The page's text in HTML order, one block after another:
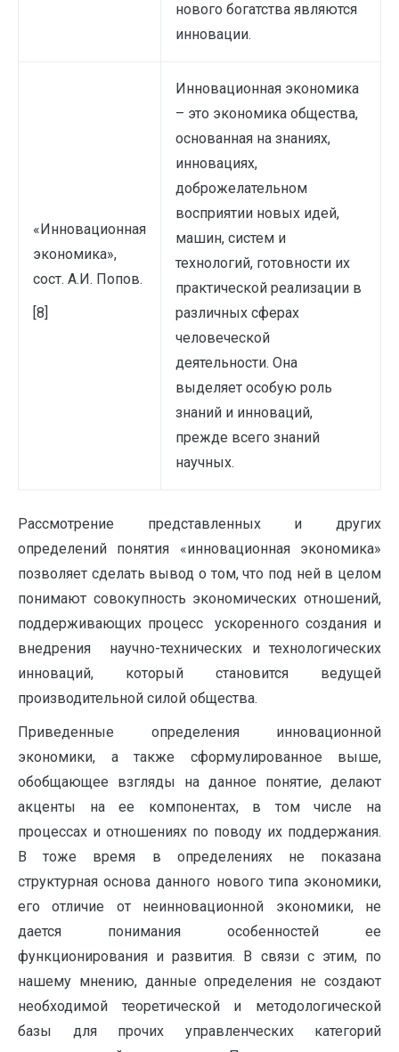
нового богатства являются
инновации.
«Инновационная
экономика»,
сост. А.И. Попов.
[8]
Инновационная экономика
– это экономика общества,
основанная на знаниях,
инновациях,
доброжелательном
восприятии новых идей,
машин, систем и
технологий, готовности их
практической реализации в
различных сферах
человеческой
деятельности. Она
выделяет особую роль
знаний и инноваций,
прежде всего знаний
научных.
Рассмотрение представленных и других
определений понятия «инновационная экономика»
позволяет сделать вывод о том, что под ней в целом
понимают совокупность экономических отношений,
поддерживающих процесс ускоренного создания и
внедрения научно-технических и технологических
инноваций, который становится ведущей
производительной силой общества.
Приведенные определения инновационной
экономики, а также сформулированное выше,
обобщающее взгляды на данное понятие, делают
акценты на ее компонентах, в том числе на
процессах и отношениях по поводу их поддержания.
В тоже время в определениях не показана
структурная основа данного нового типа экономики,
его отличие от неинновационной экономики, не
дается понимания особенностей ее
функционирования и развития. В связи с этим, по
нашему мнению, данные определения не создают
необходимой теоретической и методологической
базы для прочих управленческих категорий